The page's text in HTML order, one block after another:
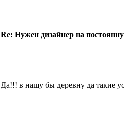
Re: Нужен дизайнер на
Да!!! в нашу бы деревну да такие